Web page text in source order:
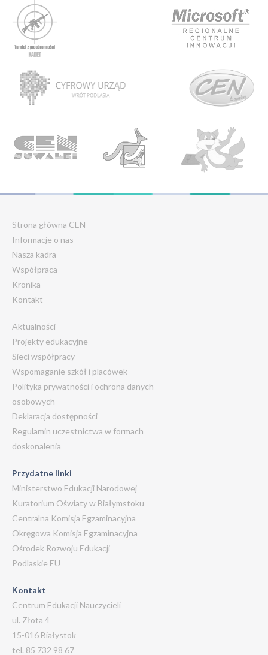
Strona główna CEN
Informacje o nas
Nasza kadra
Współpraca
Kronika
Kontakt
Aktualności
Projekty edukacyjne
Sieci współpracy
Wspomaganie szkół i placówek
Polityka prywatności i ochrona danych
osobowych
Deklaracja dostępności
Regulamin uczestnictwa w formach
doskonalenia
Przydatne linki
Ministerstwo Edukacji Narodowej
Kuratorium Oświaty w Białymstoku
Centralna Komisja Egzaminacyjna
Okręgowa Komisja Egzaminacyjna
Ośrodek Rozwoju Edukacji
Podlaskie EU
Kontakt
Centrum Edukacji Nauczycieli
ul. Złota 4
15-016 Białystok
tel. 85 732 98 67